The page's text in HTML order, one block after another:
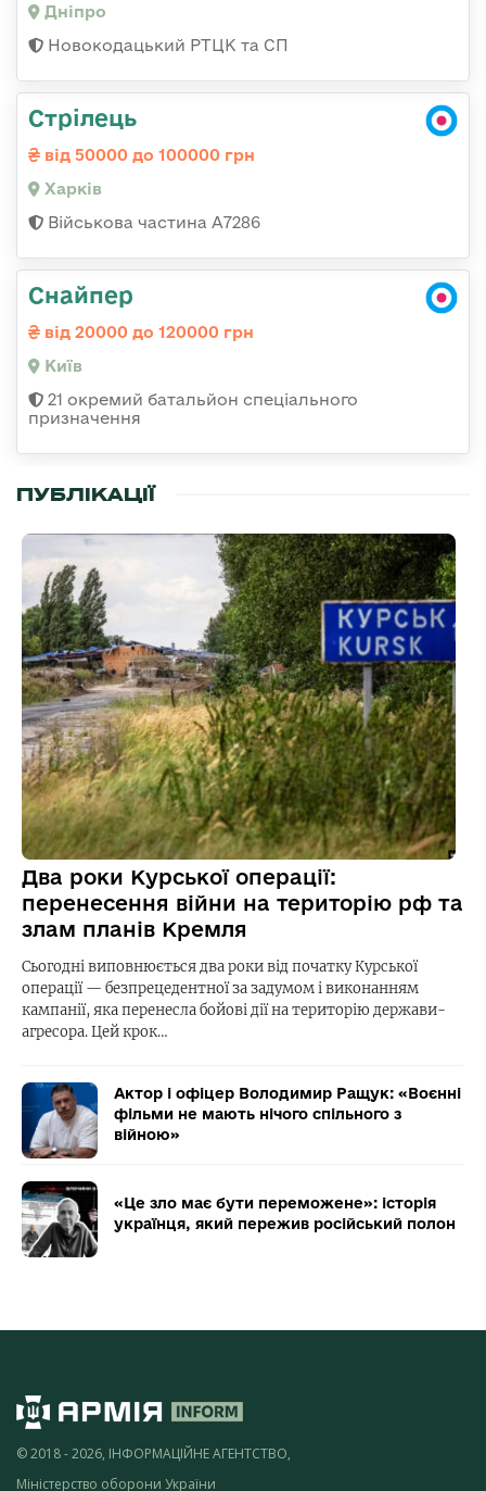
Дніпро
Новокодацький РТЦК та СП
Стрілець
від 50000 до 100000 грн
Харків
Військова частина А7286
Снайпер
від 20000 до 120000 грн
Київ
21 окремий батальйон спеціального
призначення
ПУБЛІКАЦІЇ
Два роки Курської операції:
перенесення війни на територію рф та
злам планів Кремля
Сьогодні виповнюється два роки від початку Курської
операції — безпрецедентної за задумом і виконанням
кампанії, яка перенесла бойові дії на територію держави-
агресора. Цей крок…
Актор і офіцер Володимир Ращук: «Воєнні
фільми не мають нічого спільного з
війною»
«Це зло має бути переможене»: історія
українця, який пережив російський полон
© 2018 - 2026, ІНФОРМАЦІЙНЕ АГЕНТСТВО,
Міністерство оборони України